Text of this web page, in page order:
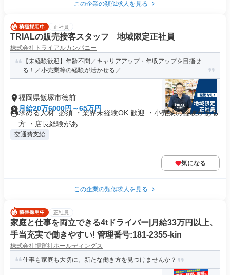
この企業の類似求人を見る
正社員
TRIALの販売接客スタッフ 地域限定正社員
株式会社トライアルカンパニー
【未経験歓迎】年齢不問／キャリアアップ・年収アップを目指せ
る！／小売業等の経験が活かせる／...
福岡県飯塚市徳前
月給20万6000円～65万円
求める人材: 必須 ・業界未経験OK 歓迎 ・小売業の経験がある
方 ・店長経験があ...
交通費支給
気になる
この企業の類似求人を見る
正社員
家庭と仕事を両立できる4tドライバー|月給33万円以上、
手当充実で働きやすい! 管理番号:181-2355-kin
株式会社博運社ホールディングス
仕事も家庭も大切に。新たな働き方を見つけませんか？